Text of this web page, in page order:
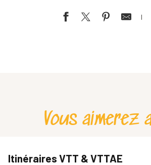
Réparateur de vélo : Brun sports
Centre vélo / Natura Vélo
Vous aimerez
Itinéraires VTT & VTTAE